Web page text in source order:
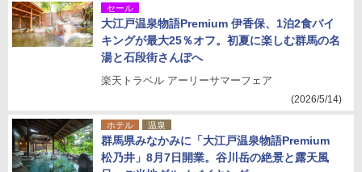
セール
大江戸温泉物語Premium 伊香保、1泊2食バイ
キングが最大25％オフ。初夏に楽しむ群馬の名
湯と石段街さんぽへ
楽天トラベル アーリーサマーフェア
(2026/5/14)
ホテル 温泉
群馬県みなかみに「大江戸温泉物語Premium
松乃井」8月7日開業。谷川岳の絶景と露天風